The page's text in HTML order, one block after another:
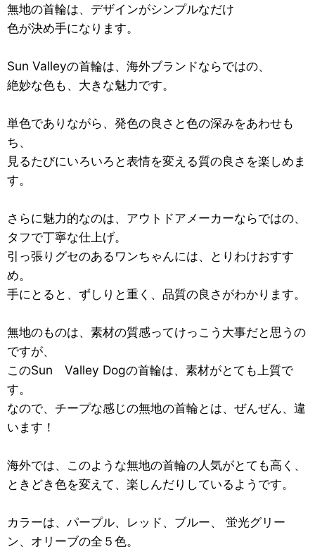
無地の首輪は、デザインがシンプルなだけ
色が決め手になります。
Sun Valleyの首輪は、海外ブランドならではの、
絶妙な色も、大きな魅力です。
単色でありながら、発色の良さと色の深みをあわせも
ち、
見るたびにいろいろと表情を変える質の良さを楽しめま
す。
さらに魅力的なのは、アウトドアメーカーならではの、
タフで丁寧な仕上げ。
引っ張りグセのあるワンちゃんには、とりわけおすす
め。
手にとると、ずしりと重く、品質の良さがわかります。
無地のものは、素材の質感ってけっこう大事だと思うの
ですが、
このSun Valley Dogの首輪は、素材がとても上質で
す。
なので、チープな感じの無地の首輪とは、ぜんぜん、違
います！
海外では、このような無地の首輪の人気がとても高く、
ときどき色を変えて、楽しんだりしているようです。
カラーは、パープル、レッド、ブルー、 蛍光グリー
ン、オリーブの全５色。